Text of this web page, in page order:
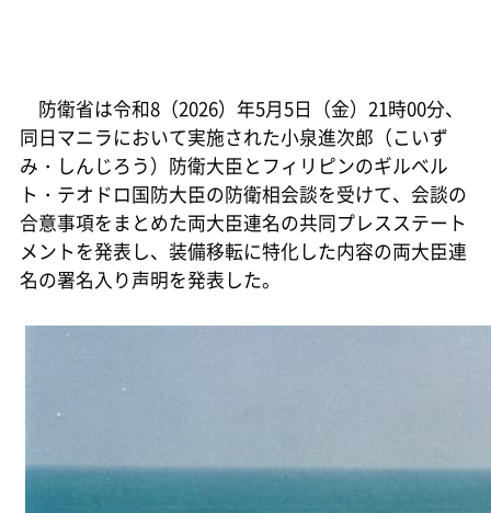
防衛省は令和8（2026）年5月5日（金）21時00分、
同日マニラにおいて実施された小泉進次郎（こいず
み・しんじろう）防衛大臣とフィリピンのギルベル
ト・テオドロ国防大臣の防衛相会談を受けて、会談の
合意事項をまとめた両大臣連名の共同プレスステート
メントを発表し、装備移転に特化した内容の両大臣連
名の署名入り声明を発表した。